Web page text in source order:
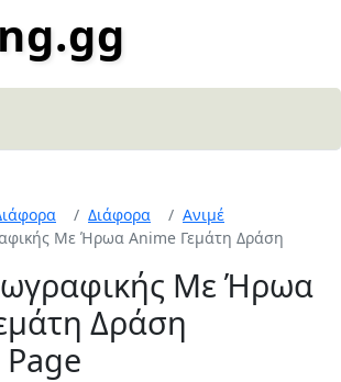
Διάφορα
Ανιμέ
Με Ήρωα Anime Γεμάτη Δράση
Με Ήρωα
Δράση